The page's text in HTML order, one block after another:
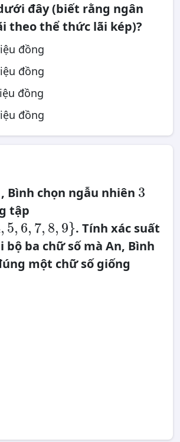
đây (biết rằng ngân
theo thể thức lãi kép)?
đồng
đồng
đồng
đồng
Bình chọn ngẫu nhiên 3
3
tập
, 5, 6, 7, 8, 9}
,6 ,7 8, 9}
. Tính xác suất
bộ ba chữ số mà An, Bình
một chữ số giống